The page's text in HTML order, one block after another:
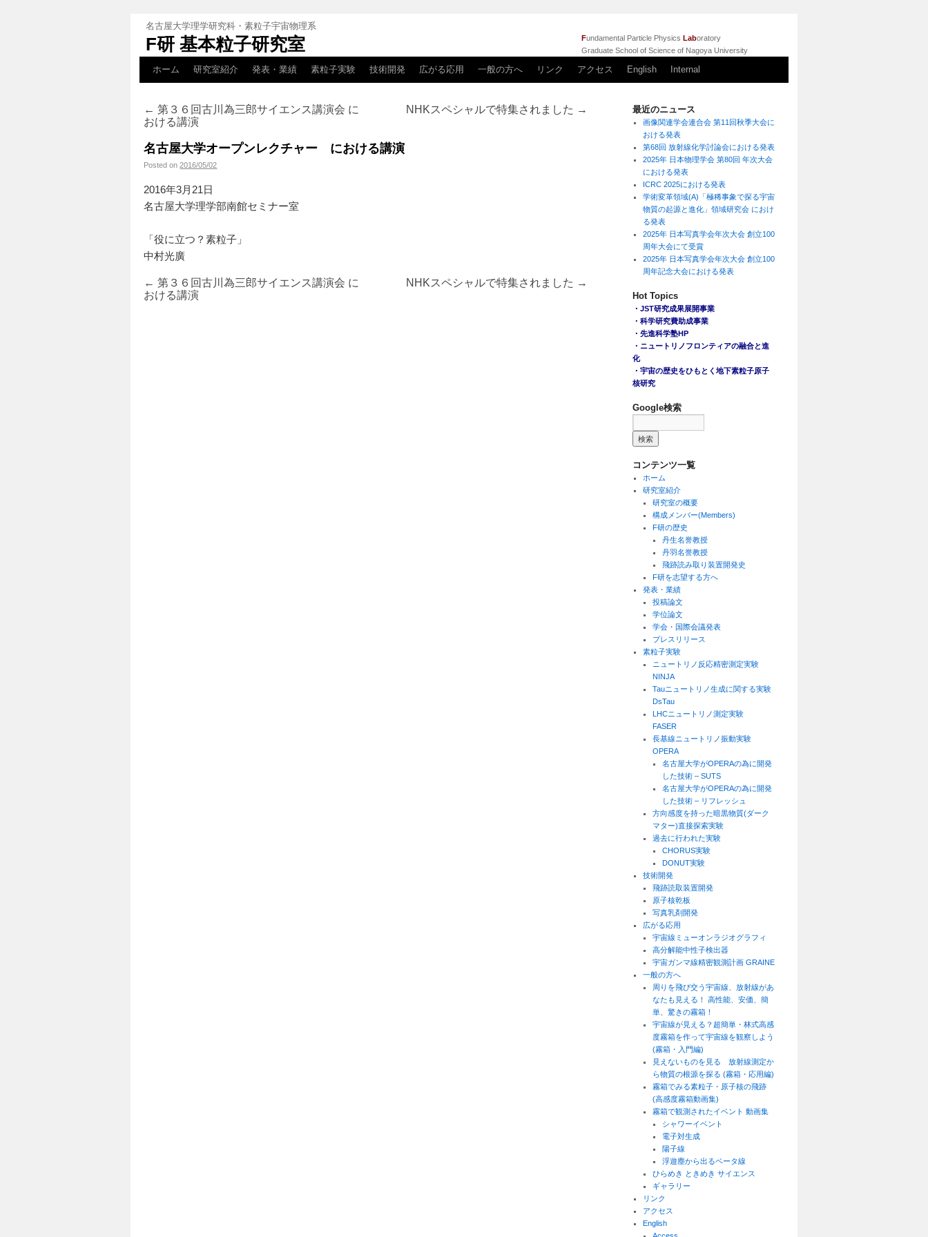
名古屋大学理学研究科・素粒子宇宙物理系
F研 基本粒子研究室 Fundamental Particle Physics Laboratory
Graduate School of Science of Nagoya University
ホーム 研究室紹介 発表・業績 素粒子実験 技術開発 広がる応用 一般の方へ リンク アクセス English Internal
← 第３６回古川為三郎サイエンス講演会 に
おける講演
NHKスペシャルで特集されました →
名古屋大学オープンレクチャー における講演
Posted on 2016/05/02
2016年3月21日
名古屋大学理学部南館セミナー室
「役に立つ？素粒子」
中村光廣
← 第３６回古川為三郎サイエンス講演会 に
おける講演
NHKスペシャルで特集されました →
最近のニュース
画像関連学会連合会 第11回秋季大会に
おける発表
第68回 放射線化学討論会における発表
2025年 日本物理学会 第80回 年次大会
における発表
ICRC 2025における発表
学術変革領域(A)「極稀事象で探る宇宙
物質の起源と進化」領域研究会 におけ
る発表
2025年 日本写真学会年次大会 創立100
周年大会にて受賞
2025年 日本写真学会年次大会 創立100
周年記念大会における発表
Hot Topics
・JST研究成果展開事業
・科学研究費助成事業
・先進科学塾HP
・ニュートリノフロンティアの融合と進
化
・宇宙の歴史をひもとく地下素粒子原子
核研究
Google検索
コンテンツ一覧
ホーム
研究室紹介
研究室の概要
構成メンバー(Members)
F研の歴史
丹生名誉教授
丹羽名誉教授
飛跡読み取り装置開発史
F研を志望する方へ
発表・業績
投稿論文
学位論文
学会・国際会議発表
プレスリリース
素粒子実験
ニュートリノ反応精密測定実験
NINJA
Tauニュートリノ生成に関する実験
DsTau
LHCニュートリノ測定実験
FASER
長基線ニュートリノ振動実験
OPERA
名古屋大学がOPERAの為に開発
した技術 – SUTS
名古屋大学がOPERAの為に開発
した技術 – リフレッシュ
方向感度を持った暗黒物質(ダーク
マター)直接探索実験
過去に行われた実験
CHORUS実験
DONUT実験
技術開発
飛跡読取装置開発
原子核乾板
写真乳剤開発
広がる応用
宇宙線ミューオンラジオグラフィ
高分解能中性子検出器
宇宙ガンマ線精密観測計画 GRAINE
一般の方へ
周りを飛び交う宇宙線、放射線があ
なたも見える！ 高性能、安価、簡
単、驚きの霧箱！
宇宙線が見える？超簡単・林式高感
度霧箱を作って宇宙線を観察しよう
(霧箱・入門編)
見えないものを見る 放射線測定か
ら物質の根源を探る (霧箱・応用編)
霧箱でみる素粒子・原子核の飛跡
(高感度霧箱動画集)
霧箱で観測されたイベント 動画集
シャワーイベント
電子対生成
陽子線
浮遊塵から出るベータ線
ひらめき ときめき サイエンス
ギャラリー
リンク
アクセス
English